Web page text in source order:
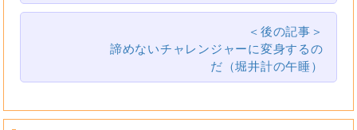
＜後の記事＞
諦めないチャレンジャーに変身するの
だ（堀井計の午睡）